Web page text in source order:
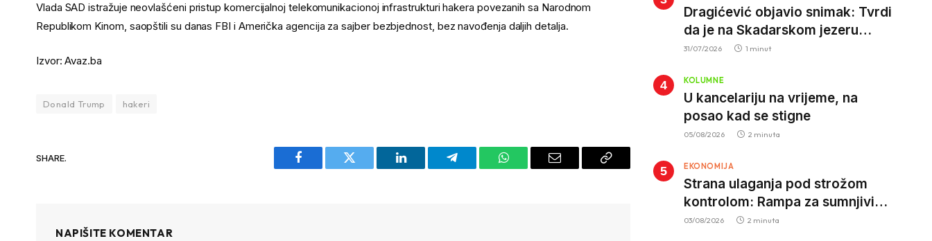
Vlada SAD istražuje neovlašćeni pristup komercijalnoj telekomunikacionoj infrastrukturi hakera povezanih sa Narodnom
Republikom Kinom, saopštili su danas FBI i Američka agencija za sajber bezbjednost, bez navođenja daljih detalja.
Izvor: Avaz.ba
Donald Trump hakeri
SHARE.
Facebook Twitter LinkedIn Telegram WhatsAppEmail
Copy
NAPIŠITE KOMENTAR
Dragićević objavio snimak: Tvrdi
da je na Skadarskom jezeru
ponovo aktivan krivolov strujom
31/07/2026 1 minut
KOLUMNE
U kancelariju na vrijeme, na
posao kad se stigne
05/08/2026 2 minuta
EKONOMIJA
Strana ulaganja pod strožom
kontrolom: Rampa za sumnjivi
kapital
03/08/2026 2 minuta